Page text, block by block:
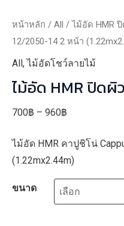
หน้าหลัก / All / ไม้อัด HMR
12/2050-14 2 หน้า
All,ไม้อัดโชว์ลายไม้
ไม้อัด HMR ปิดผิ
Cappucino
(1.22mx2.44m)
700฿ – 960฿
700฿
through
960฿
ไม้อัด HMR คาปูชิโน่
(1.22mx2.44m)
ขนาด